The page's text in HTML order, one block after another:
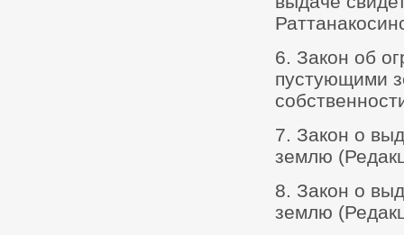
6. Закон об
пустующими
7. Закон о
землю
8. Закон о
землю